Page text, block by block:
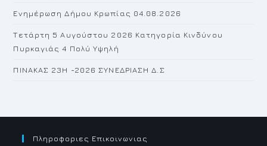
Ενημέρωση Δήμου Κρωπίας 04.08.2026
Τετάρτη 5 Αυγούστου 2026 Κατηγορία Κινδύνου
Πυρκαγιάς 4 Πολύ Υψηλή
ΠΙΝΑΚΑΣ 23H -2026 ΣΥΝΕΔΡΙΑΣΗ Δ.Σ
Πληροφοριες Επικοινωνιας